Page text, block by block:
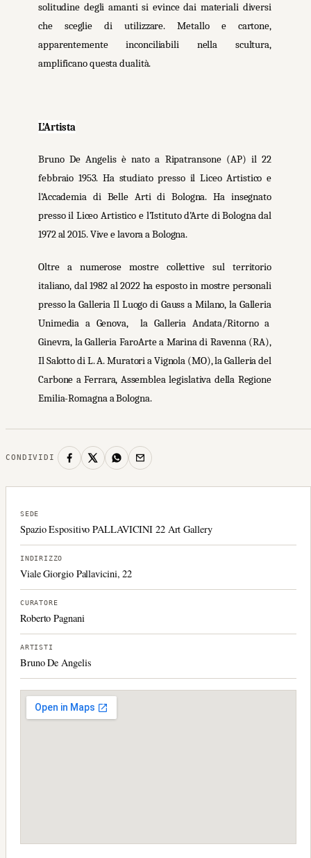
solitudine degli amanti si evince dai materiali diversi
che sceglie di utilizzare. Metallo e cartone,
apparentemente inconciliabili nella scultura,
amplificano questa dualità.
L’Artista
Bruno De Angelis è nato a Ripatransone (AP) il 22
febbraio 1953. Ha studiato presso il Liceo Artistico e
l’Accademia di Belle Arti di Bologna. Ha insegnato
presso il Liceo Artistico e l’Istituto d’Arte di Bologna dal
1972 al 2015. Vive e lavora a Bologna.
Oltre a numerose mostre collettive sul territorio
italiano, dal 1982 al 2022 ha esposto in mostre personali
presso la Galleria Il Luogo di Gauss a Milano, la Galleria
Unimedia a Genova, la Galleria Andata/Ritorno a
Ginevra, la Galleria FaroArte a Marina di Ravenna (RA),
Il Salotto di L. A. Muratori a Vignola (MO), la Galleria del
Carbone a Ferrara, Assemblea legislativa della Regione
Emilia-Romagna a Bologna.
CONDIVIDI
SEDE
Spazio Espositivo PALLAVICINI 22 Art Gallery
INDIRIZZO
Viale Giorgio Pallavicini, 22
CURATORE
Roberto Pagnani
ARTISTI
Bruno De Angelis